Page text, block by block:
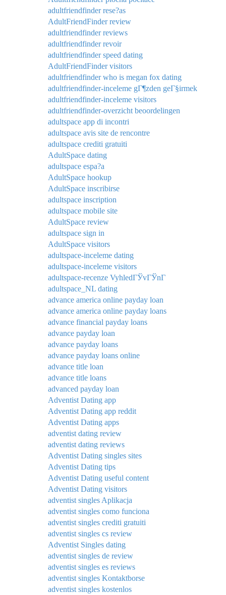
adultfriendfinder rese?as
AdultFriendFinder review
adultfriendfinder reviews
adultfriendfinder revoir
adultfriendfinder speed dating
AdultFriendFinder visitors
adultfriendfinder who is megan fox dating
adultfriendfinder-inceleme gГ¶zden geГ§irmek
adultfriendfinder-inceleme visitors
adultfriendfinder-overzicht beoordelingen
adultspace app di incontri
adultspace avis site de rencontre
adultspace crediti gratuiti
AdultSpace dating
adultspace espa?a
AdultSpace hookup
AdultSpace inscribirse
adultspace inscription
adultspace mobile site
AdultSpace review
adultspace sign in
AdultSpace visitors
adultspace-inceleme dating
adultspace-inceleme visitors
adultspace-recenze VyhledГЎvГЎnГ­
adultspace_NL dating
advance america online payday loan
advance america online payday loans
advance financial payday loans
advance payday loan
advance payday loans
advance payday loans online
advance title loan
advance title loans
advanced payday loan
Adventist Dating app
Adventist Dating app reddit
Adventist Dating apps
adventist dating review
adventist dating reviews
Adventist Dating singles sites
Adventist Dating tips
Adventist Dating useful content
Adventist Dating visitors
adventist singles Aplikacja
adventist singles como funciona
adventist singles crediti gratuiti
adventist singles cs review
Adventist Singles dating
adventist singles de review
adventist singles es reviews
adventist singles Kontaktborse
adventist singles kostenlos